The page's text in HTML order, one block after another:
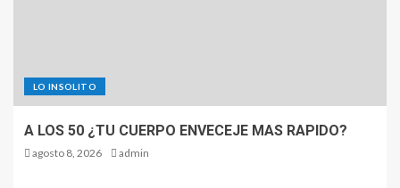
LO INSOLITO
A LOS 50 ¿TU CUERPO ENVECEJE MAS RAPIDO?
agosto 8, 2026 admin